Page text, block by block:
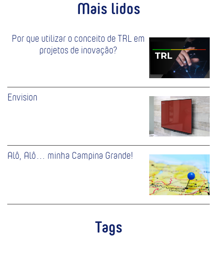
Mais lidos
Por que utilizar o conceito de TRL em
projetos de inovação?
Envision
Alô, Alô… minha Campina Grande!
Tags